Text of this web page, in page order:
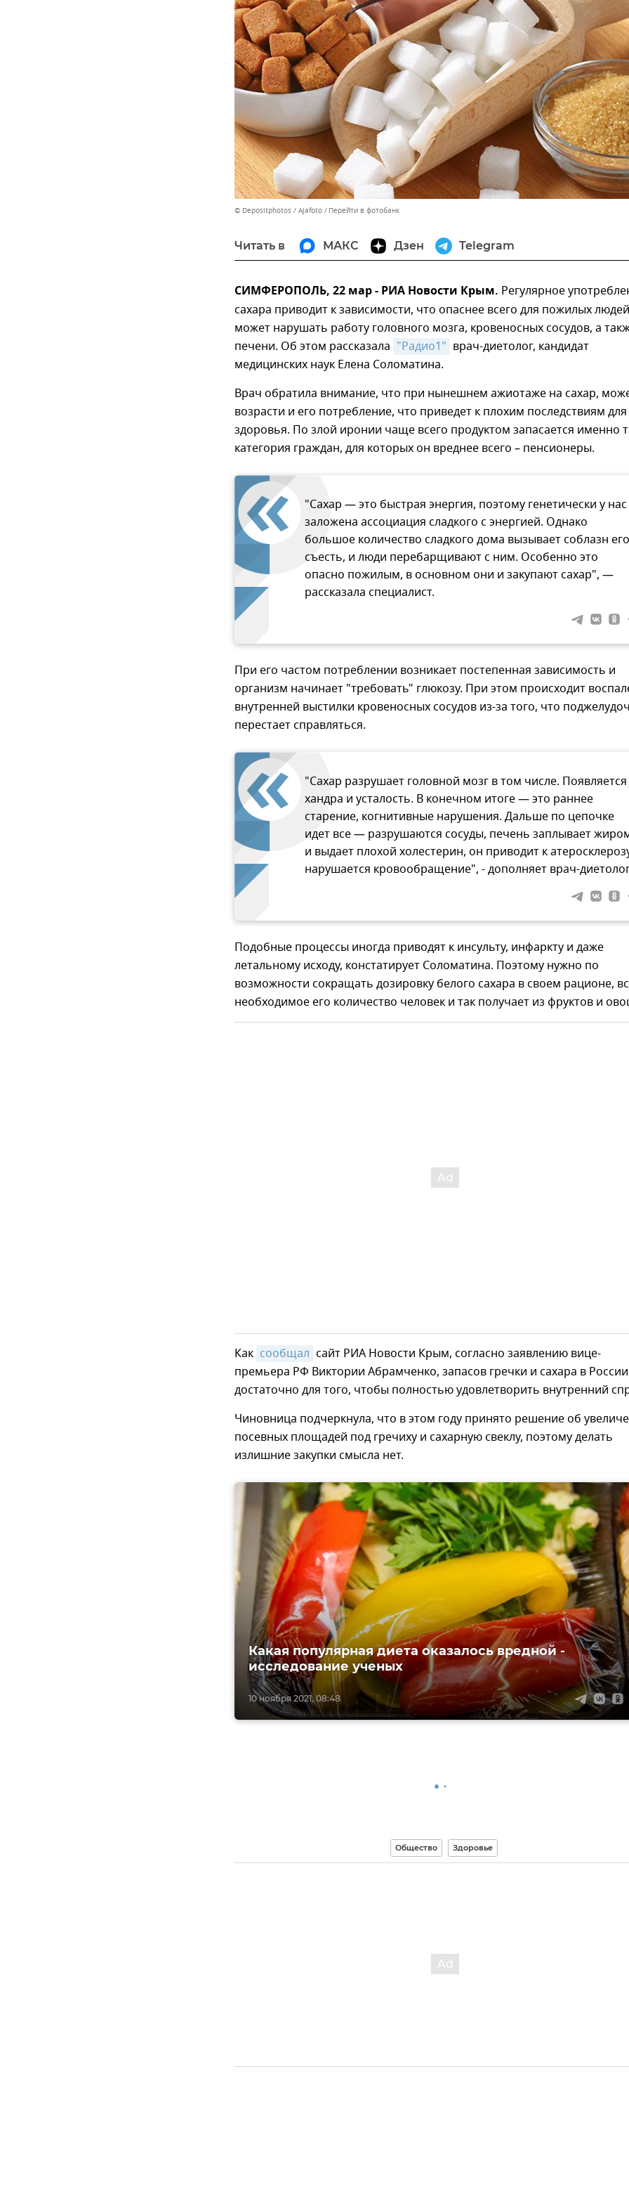
© Depositphotos / Ajafoto Перейти в фотобанк
Читать в МАКС Дзен Telegram
СИМФЕРОПОЛЬ, 22 мар - РИА Новости Крым. Регулярное
сахара приводит к зависимости, что опаснее всего для пожилых
может нарушать работу головного мозга, кровеносных сосудов, а
печени. Об этом рассказала "Радио1" врач-диетолог, кандидат
медицинских наук Елена Соломатина.
Врач обратила внимание, что при нынешнем ажиотаже на сахар,
возрасти и его потребление, что приведет к плохим последствиям для
здоровья. По злой иронии чаще всего продуктом запасается именно
категория граждан, для которых он вреднее всего – пенсионеры.
"Сахар — это быстрая энергия, поэтому генетически у нас
заложена ассоциация сладкого с энергией. Однако
большое количество сладкого дома вызывает соблазн его
съесть, и люди перебарщивают с ним. Особенно это
опасно пожилым, в основном они и закупают сахар", —
рассказала специалист.
При его частом потреблении возникает постепенная зависимость и
организм начинает "требовать" глюкозу. При этом происходит
внутренней выстилки кровеносных сосудов из-за того, что
перестает справляться.
"Сахар разрушает головной мозг в том числе. Появляется
хандра и усталость. В конечном итоге — это раннее
старение, когнитивные нарушения. Дальше по цепочке
идет все — разрушаются сосуды, печень заплывает
и выдает плохой холестерин, он приводит к
нарушается кровообращение", - дополняет врач-
Подобные процессы иногда приводят к инсульту, инфаркту и даже
летальному исходу, констатирует Соломатина. Поэтому нужно по
возможности сокращать дозировку белого сахара в своем рационе,
необходимое его количество человек и так получает из фруктов и
Как сообщал сайт РИА Новости Крым, согласно заявлению вице-
премьера РФ Виктории Абрамченко, запасов гречки и сахара в России
достаточно для того, чтобы полностью удовлетворить внутренний
Чиновница подчеркнула, что в этом году принято решение об
посевных площадей под гречиху и сахарную свеклу, поэтому делать
излишние закупки смысла нет.
10 ноября 2021, 08:48
Какая популярная диета оказалось вредной -
исследование ученых
Общество Здоровье